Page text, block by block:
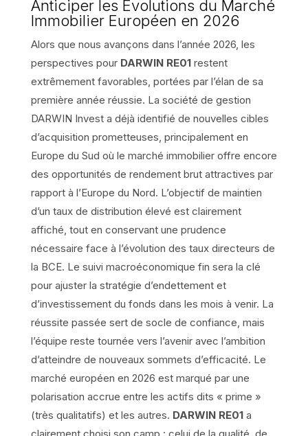
Anticiper les Evolutions du Marché
Immobilier Européen en 2026
Alors que nous avançons dans l’année 2026, les
perspectives pour DARWIN RE01restent
extrêmement favorables, portées par l’élan de sa
première année réussie. La société de gestion
DARWIN Invest a déjà identifié de nouvelles cibles
d’acquisition prometteuses, principalement en
Europe du Sud où le marché immobilier offre encore
des opportunités de rendement brut attractives par
rapport à l’Europe du Nord. L’objectif de maintien
d’un taux de distribution élevé est clairement
affiché, tout en conservant une prudence
nécessaire face à l’évolution des taux directeurs de
la BCE. Le suivi macroéconomique fin sera la clé
pour ajuster la stratégie d’endettement et
d’investissement du fonds dans les mois à venir. La
réussite passée sert de socle de confiance, mais
l’équipe reste tournée vers l’avenir avec l’ambition
d’atteindre de nouveaux sommets d’efficacité. Le
marché européen en 2026 est marqué par une
polarisation accrue entre les actifs dits « prime »
(très qualitatifs) et les autres. DARWIN RE01a